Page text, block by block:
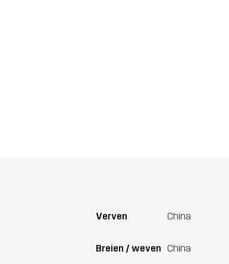
Verven China
Breien / weven China